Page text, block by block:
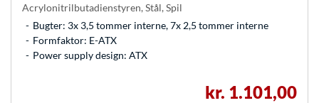
Acrylonitrilbutadienstyren, Stål, Spil
Bugter: 3x 3,5 tommer interne, 7x 2,5 tommer interne
Formfaktor: E-ATX
Power supply design: ATX
kr. 1.101,00